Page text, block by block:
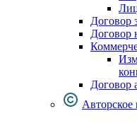
Договор
Договор
Договор
Авторское